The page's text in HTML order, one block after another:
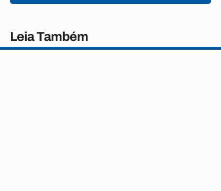
Leia Também